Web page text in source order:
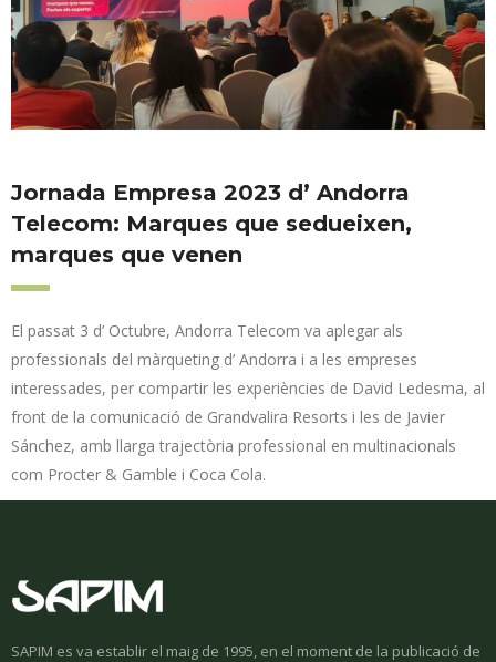
Jornada Empresa 2023 d’ Andorra
Telecom: Marques que sedueixen,
marques que venen
El passat 3 d’ Octubre, Andorra Telecom va aplegar als
professionals del màrqueting d’ Andorra i a les empreses
interessades, per compartir les experiències de David Ledesma, al
front de la comunicació de Grandvalira Resorts i les de Javier
Sánchez, amb llarga trajectòria professional en multinacionals
com Procter & Gamble i Coca Cola.
SAPIM es va establir el maig de 1995, en el moment de la publicació de